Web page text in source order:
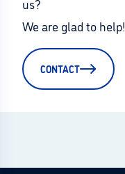
us?
We are glad to help!
CONTACT